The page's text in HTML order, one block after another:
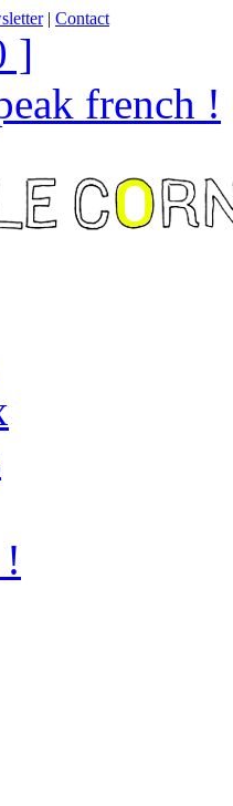
| Contact
]
french !